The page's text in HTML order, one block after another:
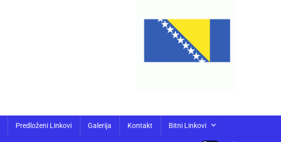
Predloženi Linkovi Galerija Kontakt Bitni Linkovi